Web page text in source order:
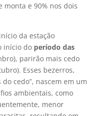
monta e 90% nos dois
da estação
início do período das
parirão mais cedo
Esses bezerros,
cedo”, nascem em um
ambientais, como
menor